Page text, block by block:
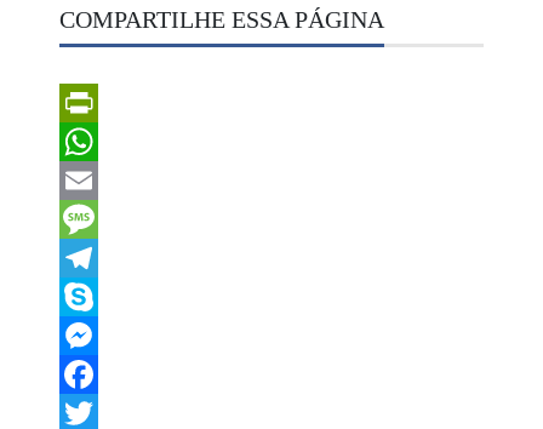
COMPARTILHE ESSA PÁGINA
PrintFriendly
WhatsApp
Email
Message
Telegram
Skype
Messenger
Facebook